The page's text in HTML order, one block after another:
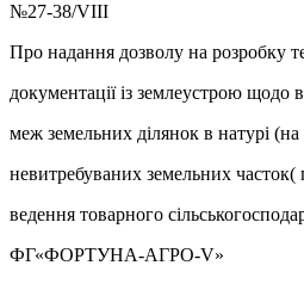
№27-38/VIII
Про надання дозволу на розробку
документації із землеустрою щодо
меж земельних ділянок в натурі (на
невитребуваних земельних часток(
ведення товарного
ФГ«ФОРТУНА-АГРО-V»